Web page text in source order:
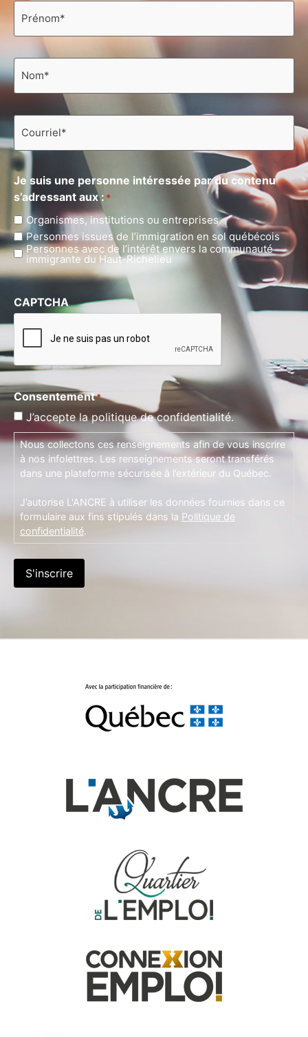
Prénom
Nom
Courriel
Je suis une personne intéressée par du contenu
s’adressant aux : *
Organismes, institutions ou entreprises
Personnes issues de l’immigration en sol québécois
Personnes avec de l’intérêt envers la communauté
immigrante du Haut-Richelieu
CAPTCHA
Consentement*
J’accepte la politique de confidentialité.
Nous collectons ces renseignements afin de vous inscrire
à nos infolettres. Les renseignements seront transférés
dans une plateforme sécurisée à l’extérieur du Québec.
J’autorise L'ANCRE à utiliser les données fournies dans ce
formulaire aux fins stipulés dans la Politique de
confidentialité.
S'inscrire